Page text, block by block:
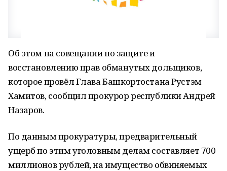
Об этом на совещании по защите и
восстановлению прав обманутых дольщиков,
которое провёл Глава Башкортостана Рустэм
Хамитов, сообщил прокурор республики Андрей
Назаров.
По данным прокуратуры, предварительный
ущерб по этим уголовным делам составляет 700
миллионов рублей, на имущество обвиняемых